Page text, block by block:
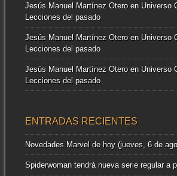
Jesús Manuel Martínez Oteroen Universo
Lecciones del pasado
Jesús Manuel Martínez Oteroen Universo
Lecciones del pasado
Jesús Manuel Martínez Oteroen Universo
Lecciones del pasado
ENTRADAS RECIENTES
Novedades Marvel de hoy (jueves, 6 de
Spiderwoman tendrá nueva serie regular a